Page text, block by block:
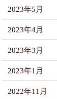
2023年5月
2023年4月
2023年3月
2023年1月
2022年11月